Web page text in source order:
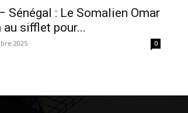
Sénégal : Le Somalien Omar
au sifflet pour...
2025 0